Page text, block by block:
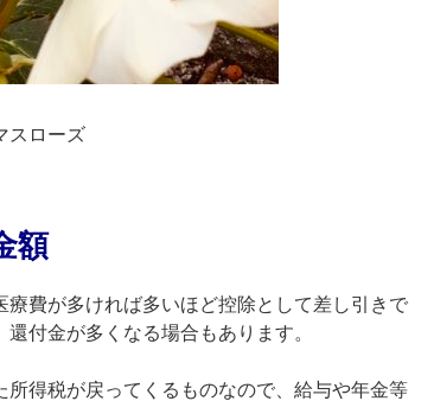
スローズ
額
療費が多ければ多いほど控除として差し引きで
付金が多くなる場合もあります。
所得税が戻ってくるものなので、給与や年金等